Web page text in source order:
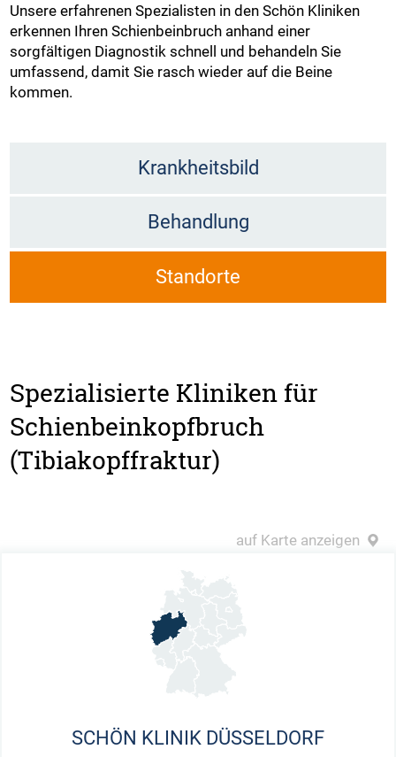
Unsere erfahrenen Spezialisten in den Schön Kliniken
erkennen Ihren Schienbeinbruch anhand einer
sorgfältigen Diagnostik schnell und behandeln Sie
umfassend, damit Sie rasch wieder auf die Beine
kommen.
Krankheitsbild
Behandlung
Standorte
Spezialisierte Kliniken für
Schienbeinkopfbruch
(Tibiakopffraktur)
auf Karte anzeigen
SCHÖN KLINIK DÜSSELDORF